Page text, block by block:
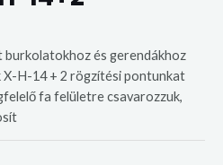
burkolatokhoz és gerendákhoz
H-14 + 2 rögzítési pontunkat
fa felületre csavarozzuk,